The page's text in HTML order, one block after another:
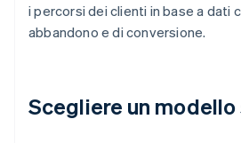
i percorsi dei clienti in base a dati
abbandono e di conversione.
Scegliere un